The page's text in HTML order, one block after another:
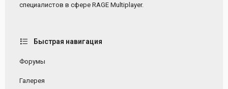
специалистов в сфере RAGE Multiplayer.
Быстрая навигация
Форумы
Галерея